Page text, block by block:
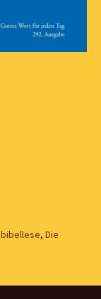
bibellese, Die